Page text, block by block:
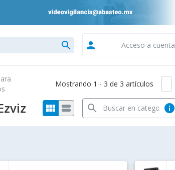
search person Acceso a cuenta
Mostrando 1 - 3 de 3 artículos
view_module view_stream info
search